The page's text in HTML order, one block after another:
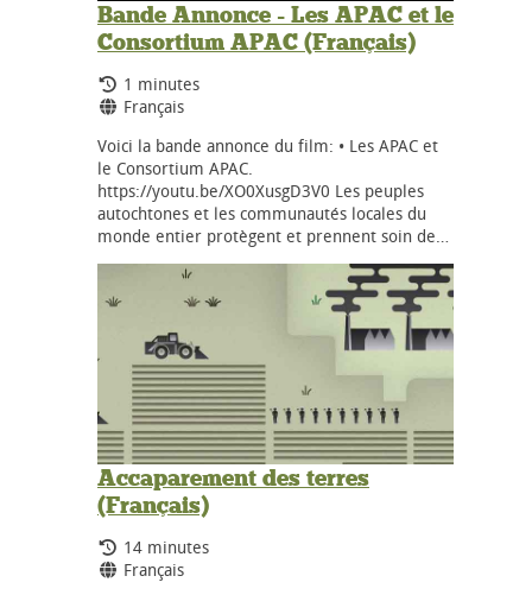
Bande Annonce - Les APAC et le
Consortium APAC (Français)
Durée:
1 minutes
Langues:
Français
Voici la bande annonce du film: • Les APAC et
le Consortium APAC.
https://youtu.be/XO0XusgD3V0 Les peuples
autochtones et les communautés locales du
monde entier protègent et prennent soin de…
Accaparement des terres
(Français)
Durée:
14 minutes
Langues:
Français